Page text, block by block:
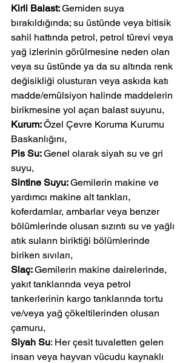
Kirli Balast: Gemiden suya
bırakıldığında; su üstünde veya bitisik
sahil hattında petrol, petrol türevi veya
yağ izlerinin görülmesine neden olan
veya su üstünde ya da su altında renk
değisikliği olusturan veya askıda katı
madde/emülsiyon halinde maddelerin
birikmesine yol açan balast suyunu,
Kurum: Özel Çevre Koruma Kurumu
Baskanlığını,
Pis Su: Genel olarak siyah su ve gri
suyu,
Sintine Suyu: Gemilerin makine ve
yardımcı makine alt tankları,
koferdamlar, ambarlar veya benzer
bölümlerinde olusan sızıntı su ve yağlı
atık suların biriktiği bölümlerinde
biriken sıvıları,
Slaç: Gemilerin makine dairelerinde,
yakıt tanklarında veya petrol
tankerlerinin kargo tanklarında tortu
ve/veya yağ çökeltilerinden olusan
çamuru,
Siyah Su: Her çesit tuvaletten gelen
insan veya hayvan vücudu kaynaklı